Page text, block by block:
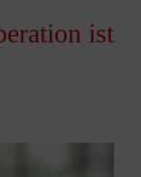
ist